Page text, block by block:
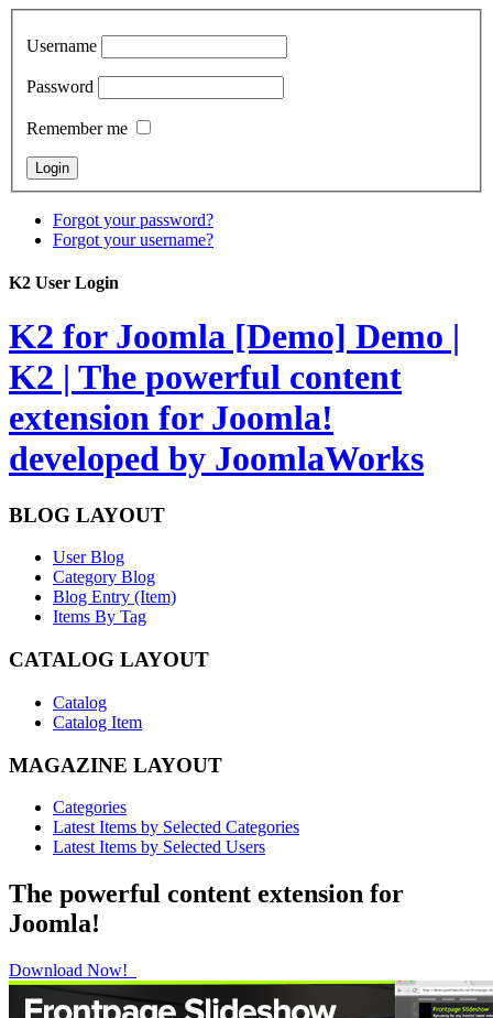
Username
Password
Remember me
Forgot your password?
Forgot your username?
K2 User Login
K2 for Joomla [Demo] Demo |
K2 | The powerful content
extension for Joomla!
developed by JoomlaWorks
BLOG LAYOUT
User Blog
Category Blog
Blog Entry (Item)
Items By Tag
CATALOG LAYOUT
Catalog
Catalog Item
MAGAZINE LAYOUT
Categories
Latest Items by Selected Categories
Latest Items by Selected Users
The powerful content extension for
Joomla!
Download Now!